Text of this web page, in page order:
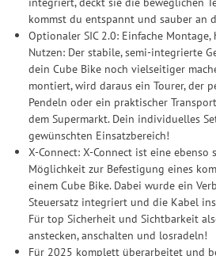
kommst du entspannt und sauber an
Optionaler SIC 2.0: Einfache
Nutzen: Der stabile, semi-integrierte
dein Cube Bike noch vielseitiger
montiert, wird daraus ein Tourer, der
Pendeln oder ein praktischer
dem Supermarkt. Dein individuelles
gewünschten Einsatzbereich!
X-Connect: X-Connect ist eine
Möglichkeit zur Befestigung eines
einem Cube Bike. Dabei wurde ein
Steuersatz integriert und die Kabel
Für top Sicherheit und Sichtbarkeit
anstecken, anschalten und losradeln!
Für 2025 komplett überarbeitet und